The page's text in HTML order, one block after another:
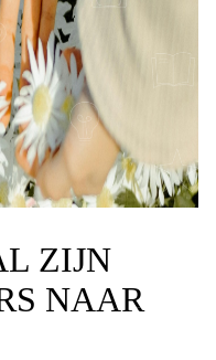
ZIJN
NAAR